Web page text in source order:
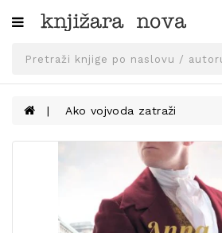
Kategorije
SVEUČILIŠNA
UDŽBENICI
KNJIGE
Ako vojvoda zatraži